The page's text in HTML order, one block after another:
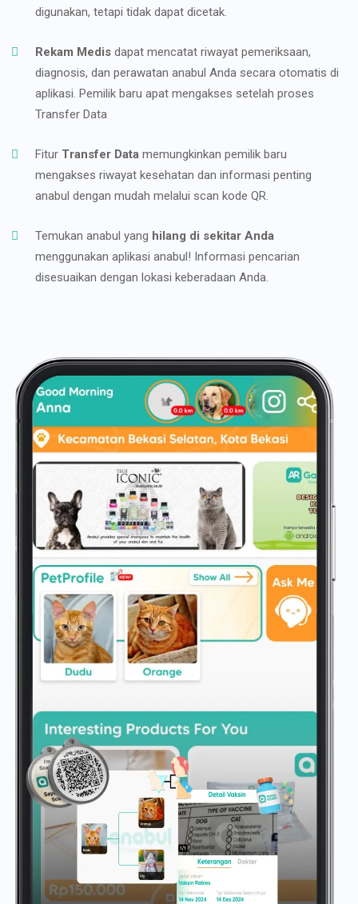
digunakan, tetapi tidak dapat dicetak.
Rekam Medis dapat mencatat riwayat pemeriksaan,
diagnosis, dan perawatan anabul Anda secara otomatis di
aplikasi. Pemilik baru apat mengakses setelah proses
Transfer Data
Fitur Transfer Data memungkinkan pemilik baru
mengakses riwayat kesehatan dan informasi penting
anabul dengan mudah melalui scan kode QR.
Temukan anabul yang hilang di sekitar Anda
menggunakan aplikasi anabul! Informasi pencarian
disesuaikan dengan lokasi keberadaan Anda.